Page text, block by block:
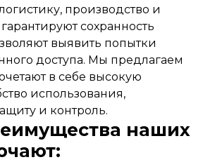
производство и
сохранность
выявить попытки
доступа. Мы предлагаем
в себе высокую
использования,
и контроль.
наших